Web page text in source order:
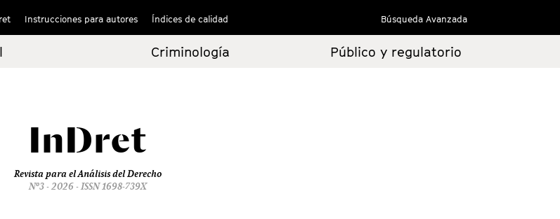
Instrucciones para autores Índices de calidad Búsqueda Avanzada
Criminología Público y regulatorio
InDret
Revista para el Análisis del Derecho
Nº3 - 2026 - ISSN 1698-739X